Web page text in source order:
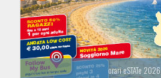
orari eSTATe 2026